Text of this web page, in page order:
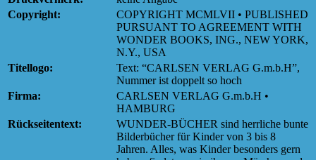
Copyright:
COPYRIGHT MCMLVII • PUBLISHED
PURSUANT TO AGREEMENT WITH
WONDER BOOKS, ING., NEW YORK,
N.Y., USA
Titellogo:
Text: “CARLSEN VERLAG G.m.b.H”,
Nummer ist doppelt so hoch
Firma:
CARLSEN VERLAG G.m.b.H •
HAMBURG
Rückseitentext:
WUNDER-BÜCHER sind herrliche bunte
Bilderbücher für Kinder von 3 bis 8
Jahren. Alles, was Kinder besonders gern